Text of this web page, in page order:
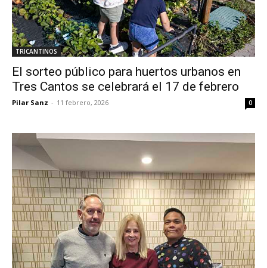
TRICANTINOS
El sorteo público para huertos urbanos en
Tres Cantos se celebrará el 17 de febrero
Pilar Sanz - 11 febrero, 2026 0